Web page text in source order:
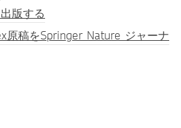
版する
原稿をSpringer Nature ジャーナ